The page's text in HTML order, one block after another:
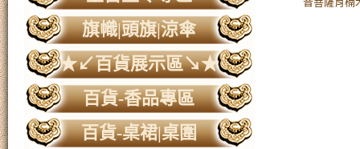
旗幟|頭旗|涼傘
★↙百貨展示區↘★
百貨-香品專區
百貨-桌裙|桌圍